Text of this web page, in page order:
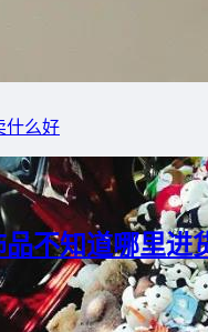
什么好
不知道哪里进